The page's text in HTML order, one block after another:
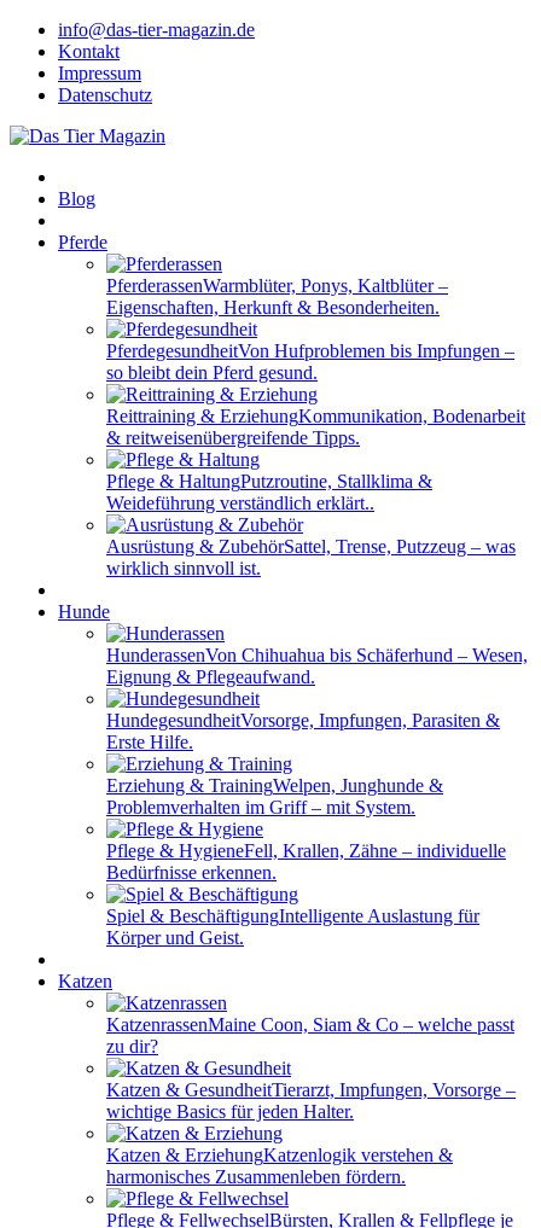
info@das-tier-magazin.de
Kontakt
Impressum
Datenschutz
Blog
Pferde
PferderassenWarmblüter, Ponys, Kaltblüter –
Eigenschaften, Herkunft & Besonderheiten.
PferdegesundheitVon Hufproblemen bis Impfungen –
so bleibt dein Pferd gesund.
Reittraining & ErziehungKommunikation, Bodenarbeit
& reitweisenübergreifende Tipps.
Pflege & HaltungPutzroutine, Stallklima &
Weideführung verständlich erklärt..
Ausrüstung & ZubehörSattel, Trense, Putzzeug – was
wirklich sinnvoll ist.
Hunde
HunderassenVon Chihuahua bis Schäferhund – Wesen,
Eignung & Pflegeaufwand.
HundegesundheitVorsorge, Impfungen, Parasiten &
Erste Hilfe.
Erziehung & TrainingWelpen, Junghunde &
Problemverhalten im Griff – mit System.
Pflege & HygieneFell, Krallen, Zähne – individuelle
Bedürfnisse erkennen.
Spiel & BeschäftigungIntelligente Auslastung für
Körper und Geist.
Katzen
KatzenrassenMaine Coon, Siam & Co – welche passt
zu dir?
Katzen & GesundheitTierarzt, Impfungen, Vorsorge –
wichtige Basics für jeden Halter.
Katzen & ErziehungKatzenlogik verstehen &
harmonisches Zusammenleben fördern.
Pflege & FellwechselBürsten, Krallen & Fellpflege je